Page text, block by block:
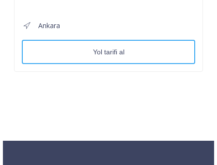
Ankara
Yol tarifi al